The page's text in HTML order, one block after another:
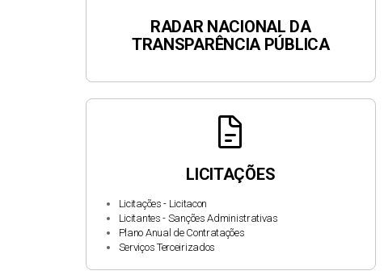
RADAR NACIONAL DA
TRANSPARÊNCIA PÚBLICA
docs
LICITAÇÕES
Licitações - Licitacon
Licitantes - Sanções Administrativas
Plano Anual de Contratações
Serviços Terceirizados